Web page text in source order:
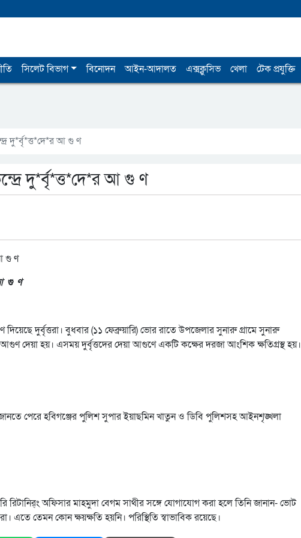
সিলেট বিভাগ বিনোদন আইন-আদালত এক্সক্লুসিভ খেলা টেক প্রযুক্তি
দু*র্বৃ*ত্ত*দে*র আ গু ণ
দু*র্বৃ*ত্ত*দে*র আ গু ণ
আ গু ণ
দুর্বৃত্তরা। বুধবার (১১ ফেব্রুয়ারি) ভোর রাতে উপজেলার সুনারু গ্রামে সুনারু
দেয়া হয়। এসময় দুর্বৃত্তদের দেয়া আগুণে একটি কক্ষের দরজা আংশিক ক্ষতিগ্রস্থ হয়।
জানতে পেরে হবিগঞ্জের পুলিশ সুপার ইয়াছমিন খাতুন ও ডিবি পুলিশসহ আইনশৃঙ্খলা
রিটানির্ং অফিসার মাহমুদা বেগম সাথীর সঙ্গে যোগাযোগ করা হলে তিনি জানান- ভোট
এতে তেমন কোন ক্ষয়ক্ষতি হয়নি। পরিস্থিতি স্বাভাবিক রয়েছে।